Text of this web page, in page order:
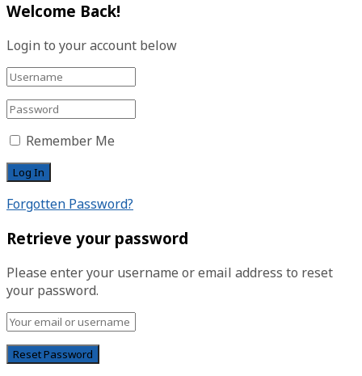
Welcome Back!
Login to your account below
Remember Me
Forgotten Password?
Retrieve your password
Please enter your username or email address to reset
your password.